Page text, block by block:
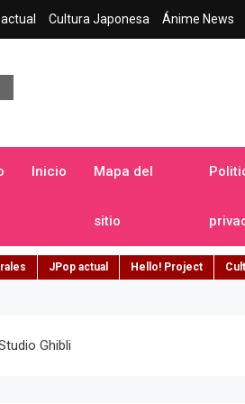
Cultura Japonesa Ánime News
Inicio Mapa del
sitio
JPop actual Hello! Project
Ghibli